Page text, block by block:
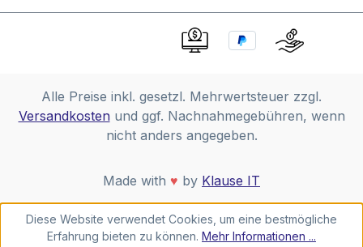
Alle Preise inkl. gesetzl. Mehrwertsteuer zzgl.
Versandkostenund ggf. Nachnahmegebühren, wenn
nicht anders angegeben.
Made with ♥ by Klause IT
Diese Website verwendet Cookies, um eine bestmögliche
Erfahrung bieten zu können. Mehr Informationen ...